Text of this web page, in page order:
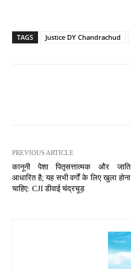
TAGS Justice DY Chandrachud
PREVIOUS ARTICLE
कानूनी पेशा पितृसत्तात्मक और जाति
आधारित है; यह सभी वर्गों के लिए खुला होना
चाहिए: CJI डीवाई चंद्रचूड़